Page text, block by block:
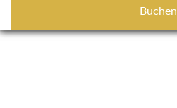
Buchen